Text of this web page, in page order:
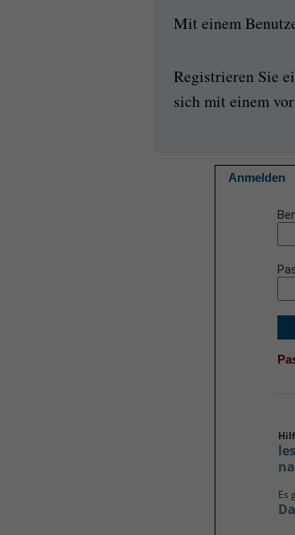
Mit einem
Registrieren Sie
sich mit einem
Anmelden
Es